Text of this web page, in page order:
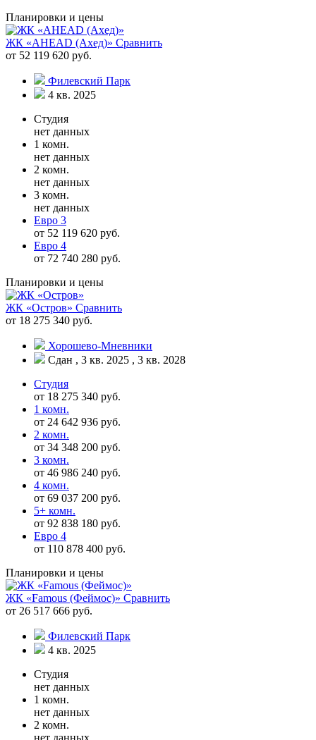
Планировки и цены
ЖК «AHEAD (Ахед)» Сравнить
от 52 119 620 руб.
Филевский Парк
4 кв. 2025
Студия
нет данных
1 комн.
нет данных
2 комн.
нет данных
3 комн.
нет данных
Евро 3
от 52 119 620 руб.
Евро 4
от 72 740 280 руб.
Планировки и цены
ЖК «Остров» Сравнить
от 18 275 340 руб.
Хорошево-Мневники
Сдан , 3 кв. 2025 , 3 кв. 2028
Студия
от 18 275 340 руб.
1 комн.
от 24 642 936 руб.
2 комн.
от 34 348 200 руб.
3 комн.
от 46 986 240 руб.
4 комн.
от 69 037 200 руб.
5+ комн.
от 92 838 180 руб.
Евро 4
от 110 878 400 руб.
Планировки и цены
ЖК «Famous (Феймос)» Сравнить
от 26 517 666 руб.
Филевский Парк
4 кв. 2025
Студия
нет данных
1 комн.
нет данных
2 комн.
нет данных